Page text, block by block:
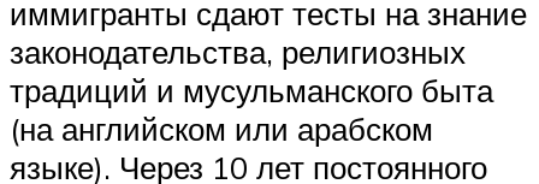
иммигранты сдают тесты на знание
законодательства, религиозных
традиций и мусульманского быта
(на английском или арабском
языке). Через 10 лет постоянного